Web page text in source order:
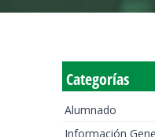
Categorías
Alumnado
Información